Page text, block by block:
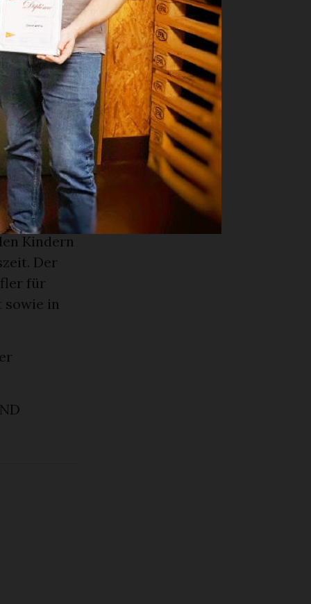
in der
Jonas
durften an
bedankte
Kindern
Der
für
sowie in